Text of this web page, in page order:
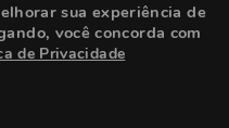
reservados.
sua experiência de
você concorda com
de Privacidade